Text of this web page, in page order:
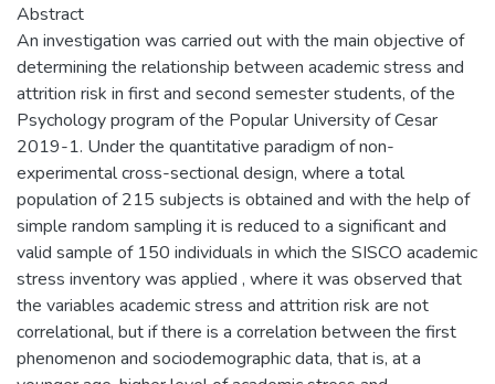
Abstract
An investigation was carried out with the main objective of
determining the relationship between academic stress and
attrition risk in first and second semester students, of the
Psychology program of the Popular University of Cesar
2019-1. Under the quantitative paradigm of non-
experimental cross-sectional design, where a total
population of 215 subjects is obtained and with the help of
simple random sampling it is reduced to a significant and
valid sample of 150 individuals in which the SISCO academic
stress inventory was applied , where it was observed that
the variables academic stress and attrition risk are not
correlational, but if there is a correlation between the first
phenomenon and sociodemographic data, that is, at a